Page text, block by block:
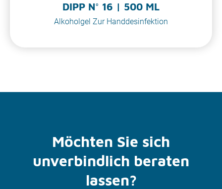
DIPP N° 16 | 500 ML
Alkoholgel Zur Handdesinfektion
Möchten Sie sich
unverbindlich beraten
lassen?